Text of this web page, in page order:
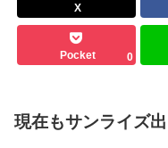
X
Pocket 0
現在もサンライズ